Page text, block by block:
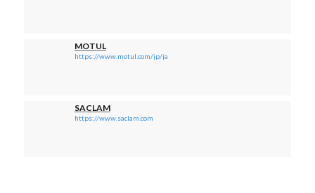
MOTUL
https://www.motul.com/jp/ja
SACLAM
https://www.saclam.com